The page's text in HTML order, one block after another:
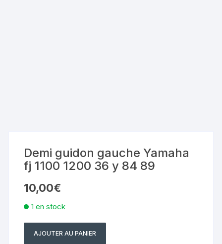
Demi guidon gauche Yamaha
fj 1100 1200 36 y 84 89
10,00€
1 en stock
quantité
AJOUTER AU PANIER